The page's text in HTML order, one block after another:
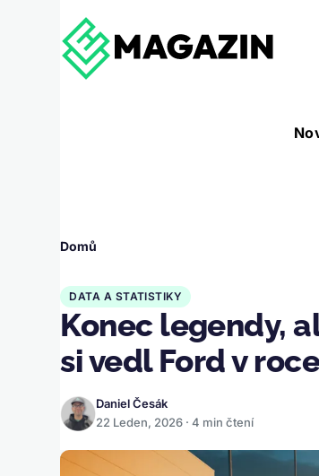
Nástroje
Drobečková
navigace
Domů
DATA A STATISTIKY
Konec legendy,
si vedl Ford v
Daniel Česák
22 Leden, 2026 · 4 min čtení